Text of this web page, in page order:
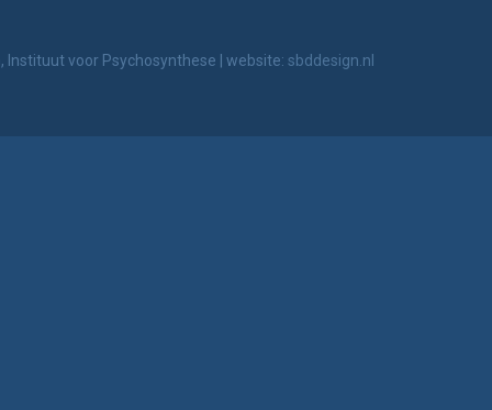
Instituut voor Psychosynthese website: sbddesign.nl